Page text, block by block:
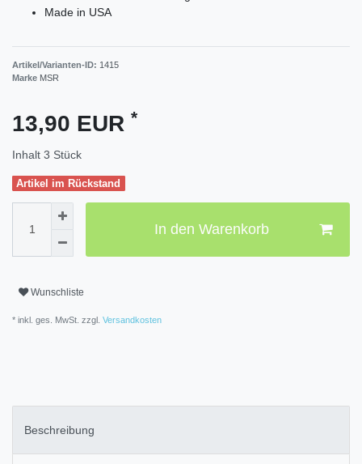
Made in USA
Artikel/Varianten-ID: 1415
Marke MSR
13,90 EUR *
Inhalt 3 Stück
Artikel im Rückstand
In den Warenkorb
Wunschliste
* inkl. ges. MwSt. zzgl. Versandkosten
Beschreibung